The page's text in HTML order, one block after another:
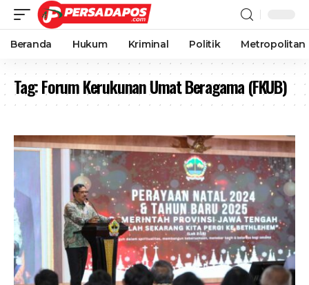
Beranda Hukum Kriminal Politik Metropolitan
Tag:Forum Kerukunan Umat Beragama (FKUB)